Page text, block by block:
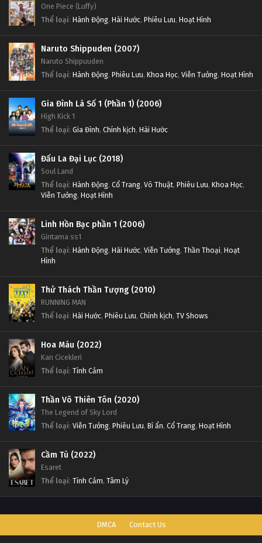
One Piece (Luffy)
Thể loại: Hành Động, Hài Hước, Phiêu Lưu, Hoạt Hình
Naruto Shippuden (2007)
Naruto Shippuuden
Thể loại: Hành Động, Phiêu Lưu, Khoa Học, Viễn Tưởng, Hoạt Hình
Gia Đình Là Số 1 (Phần 1) (2006)
High Kick 1
Thể loại: Gia Đình, Chính kịch, Hài Hước
Đấu La Đại Lục (2018)
Soul Land
Thể loại: Hành Động, Cổ Trang, Võ Thuật, Phiêu Lưu, Khoa Học,
Viễn Tưởng, Hoạt Hình
Linh Hồn Bạc phần 1 (2006)
Gintama ss1
Thể loại: Hành Động, Hài Hước, Viễn Tưởng, Thần Thoại, Hoạt
Hình
Thử Thách Thần Tượng (2010)
RUNNING MAN
Thể loại: Hài Hước, Phiêu Lưu, Chính kịch, TV Shows
Hoa Máu (2022)
Kan Cicekleri
Thể loại: Tình Cảm
Thần Võ Thiên Tôn (2020)
The Legend of Sky Lord
Thể loại: Viễn Tưởng, Phiêu Lưu, Bí ẩn, Cổ Trang, Hoạt Hình
Cầm Tù (2022)
Esaret
Thể loại: Tình Cảm, Tâm Lý
DMCA Contact Us